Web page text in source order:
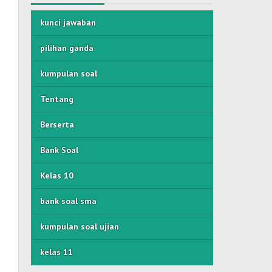
kunci jawaban
pilihan ganda
kumpulan soal
Tentang
Berserta
Bank Soal
Kelas 10
bank soal sma
kumpulan soal ujian
kelas 11